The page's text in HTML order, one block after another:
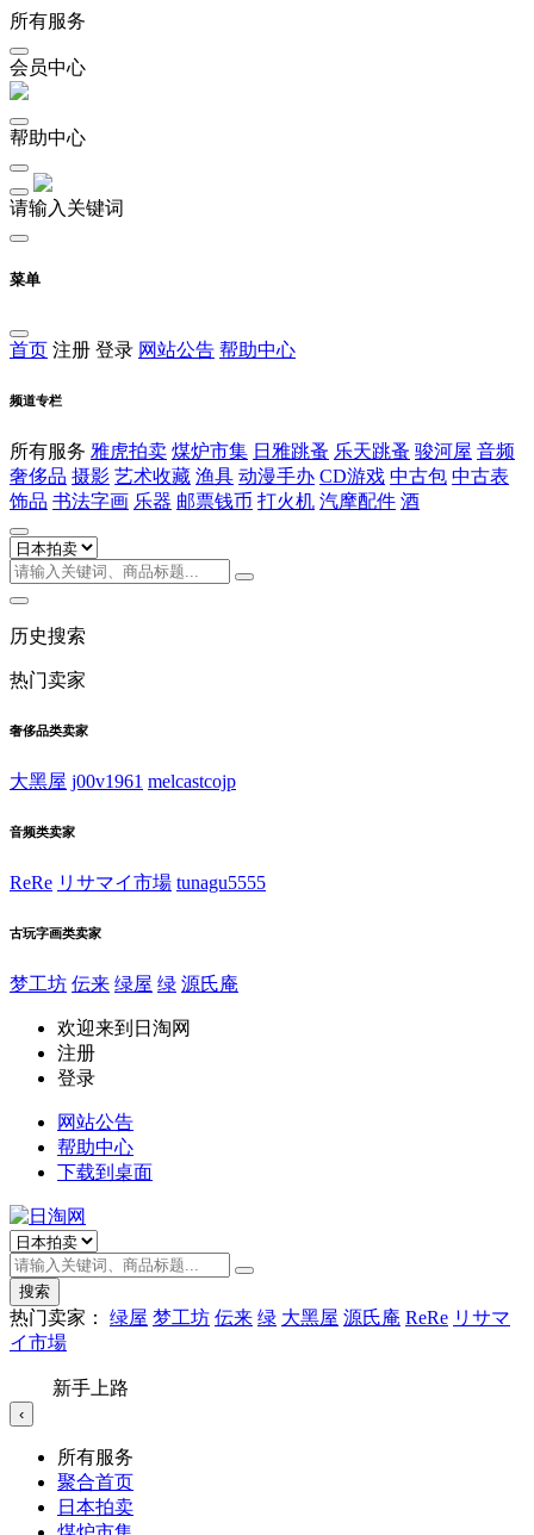
所有服务
会员中心
帮助中心
请输入关键词
菜单
首页 注册 登录 网站公告 帮助中心
频道专栏
所有服务 雅虎拍卖 煤炉市集 日雅跳蚤 乐天跳蚤 骏河屋 音频
奢侈品 摄影 艺术收藏 渔具 动漫手办 CD游戏 中古包 中古表
饰品 书法字画 乐器 邮票钱币 打火机 汽摩配件 酒
历史搜索
热门卖家
奢侈品类卖家
大黑屋 j00v1961 melcastcojp
音频类卖家
ReRe リサマイ市場 tunagu5555
古玩字画类卖家
梦工坊 伝来 绿屋 绿 源氏庵
欢迎来到日淘网
注册
登录
网站公告
帮助中心
下载到桌面
搜索
热门卖家： 绿屋 梦工坊 伝来 绿 大黑屋 源氏庵 ReRe リサマ
イ市場
新手上路
‹
所有服务
聚合首页
日本拍卖